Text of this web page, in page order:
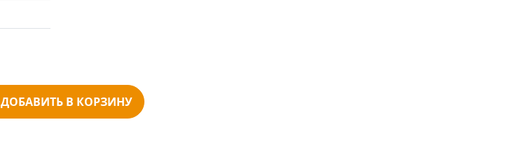
ДОБАВИТЬ В КОРЗИНУ